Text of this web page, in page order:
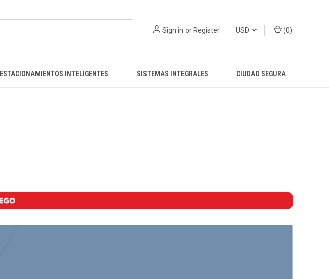
Sign in orRegister USD (0)
ESTACIONAMIENTOS INTELIGENTES SISTEMAS INTEGRALES CIUDAD SEGURA